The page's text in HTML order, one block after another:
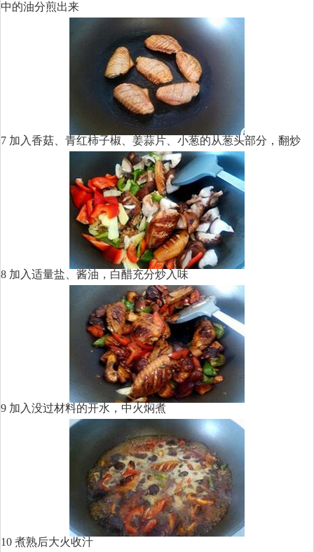
中的油分煎出来
7 加入香菇、青红柿子椒、姜蒜片、小葱的从葱头部分，翻炒
8 加入适量盐、酱油，白醋充分炒入味
9 加入没过材料的开水，中火焖煮
10 煮熟后大火收汁